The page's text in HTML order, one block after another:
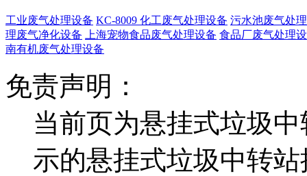
工业废气处理设备 KC-8009 化工废气处理设备 污水池废气处
理废气净化设备
上海宠物食品废气处理设备 食品厂废气处理
南有机废气处理设备
免责声明：
当前页为悬挂式垃圾
示的悬挂式垃圾中转